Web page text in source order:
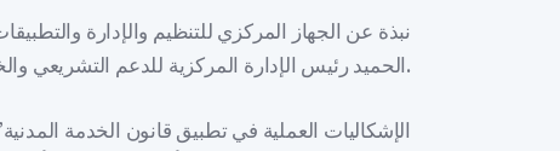
الحميد رئيس الإدارة المركزية للدعم التشريعي والخدمة المدنية بالجهاز المركزي للتنظيم والإدارة.